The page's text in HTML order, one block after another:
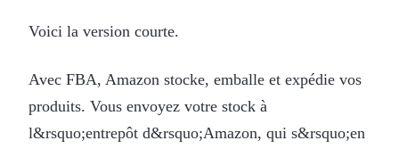
Voici la version courte.
Avec FBA, Amazon stocke, emballe et expédie vos
produits. Vous envoyez votre stock à
l&rsquo;entrepôt d&rsquo;Amazon, qui s&rsquo;en